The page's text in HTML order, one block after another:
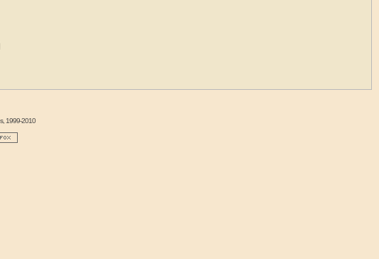
, 1999-2010